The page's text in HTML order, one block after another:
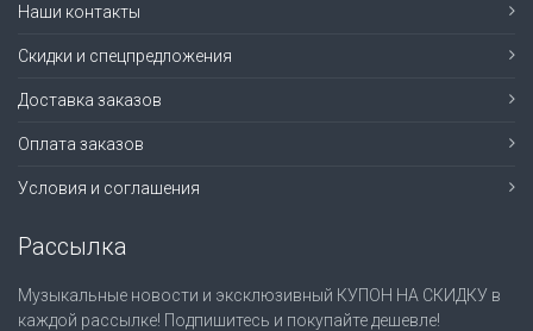
Наши контакты
Скидки и спецпредложения
Доставка заказов
Оплата заказов
Условия и соглашения
Рассылка
Музыкальные новости и эксклюзивный КУПОН НА СКИДКУ в
каждой рассылке! Подпишитесь и покупайте дешевле!